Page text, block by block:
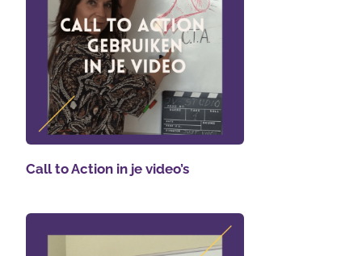
Call to Action in je video’s